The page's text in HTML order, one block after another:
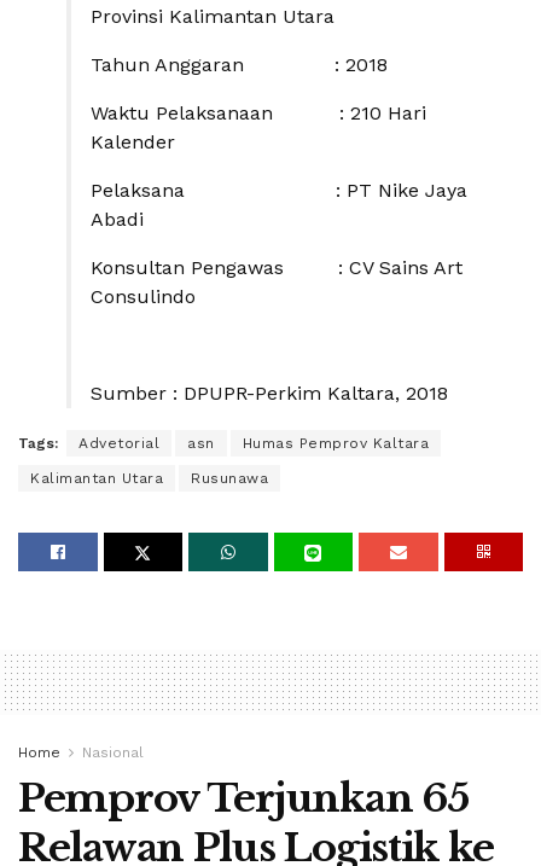
Provinsi Kalimantan Utara
Tahun Anggaran : 2018
Waktu Pelaksanaan : 210 Hari
Kalender
Pelaksana : PT Nike Jaya
Abadi
Konsultan Pengawas : CV Sains Art
Consulindo
Sumber : DPUPR-Perkim Kaltara, 2018
Tags: Advetorial asn Humas Pemprov Kaltara
Kalimantan Utara Rusunawa
Home Nasional
Pemprov Terjunkan 65
Relawan Plus Logistik ke